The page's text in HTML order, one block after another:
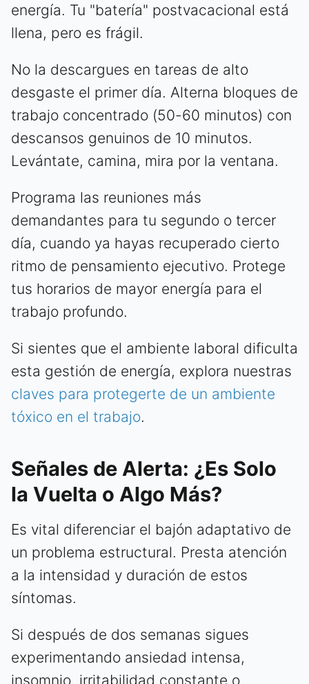
energía. Tu "batería" postvacacional está
llena, pero es frágil.
No la descargues en tareas de alto
desgaste el primer día. Alterna bloques de
trabajo concentrado (50-60 minutos) con
descansos genuinos de 10 minutos.
Levántate, camina, mira por la ventana.
Programa las reuniones más
demandantes para tu segundo o tercer
día, cuando ya hayas recuperado cierto
ritmo de pensamiento ejecutivo. Protege
tus horarios de mayor energía para el
trabajo profundo.
Si sientes que el ambiente laboral dificulta
esta gestión de energía, explora nuestras
claves para protegerte de un ambiente
tóxico en el trabajo.
Señales de Alerta: ¿Es Solo
la Vuelta o Algo Más?
Es vital diferenciar el bajón adaptativo de
un problema estructural. Presta atención
a la intensidad y duración de estos
síntomas.
Si después de dos semanas sigues
experimentando ansiedad intensa,
insomnio, irritabilidad constante o